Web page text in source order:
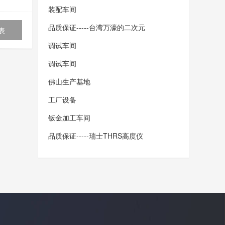
装配车间
品质保证-----台湾万濠的二次元
调试车间
调试车间
佛山生产基地
工厂设备
钣金加工车间
品质保证-----瑞士THRS高度仪